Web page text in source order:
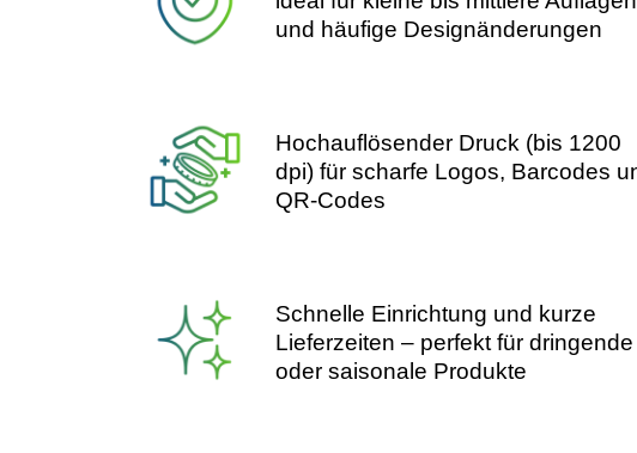
Keine Druckplatten erforderlich –
Hochauflösender Druck (bis 1200